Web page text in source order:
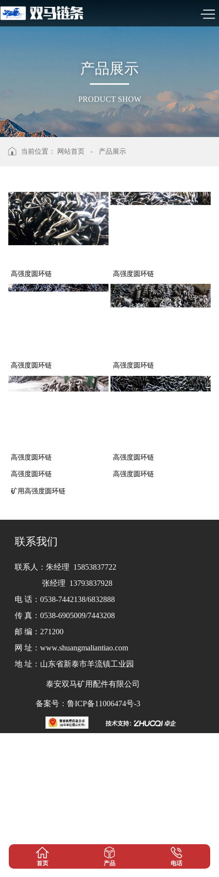
产品展示
PRODUCT SHOW
当前位置： 网站首页 - 产品展示
高强度圆环链 高强度圆环链
高强度圆环链 高强度圆环链
高强度圆环链 高强度圆环链
高强度圆环链 高强度圆环链
矿用高强度圆环链
联系我们
联系人：朱经理 15853837722
张经理 13793837928
电 话：0538-7442138/6832888
传 真：0538-6905009/7443208
邮 编：271200
网 址：www.shuangmaliantiao.com
地 址：山东省新泰市羊流镇工业园
泰安双马矿用配件有限公司
备案号：鲁ICP备11006474号-3
首页 产品 电话